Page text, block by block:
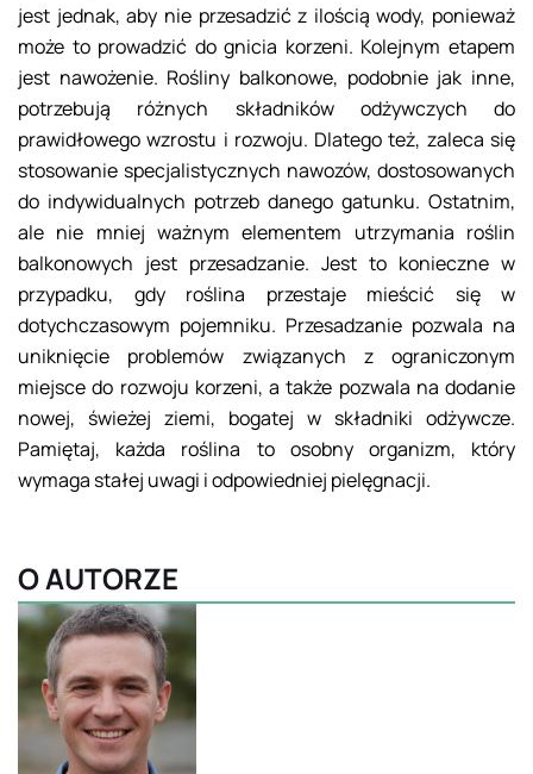
jest jednak, aby nie przesadzić z ilością wody, ponieważ
może to prowadzić do gnicia korzeni. Kolejnym etapem
jest nawożenie. Rośliny balkonowe, podobnie jak inne,
potrzebują różnych składników odżywczych do
prawidłowego wzrostu i rozwoju. Dlatego też, zaleca się
stosowanie specjalistycznych nawozów, dostosowanych
do indywidualnych potrzeb danego gatunku. Ostatnim,
ale nie mniej ważnym elementem utrzymania roślin
balkonowych jest przesadzanie. Jest to konieczne w
przypadku, gdy roślina przestaje mieścić się w
dotychczasowym pojemniku. Przesadzanie pozwala na
uniknięcie problemów związanych z ograniczonym
miejsce do rozwoju korzeni, a także pozwala na dodanie
nowej, świeżej ziemi, bogatej w składniki odżywcze.
Pamiętaj, każda roślina to osobny organizm, który
wymaga stałej uwagi i odpowiedniej pielęgnacji.
O AUTORZE